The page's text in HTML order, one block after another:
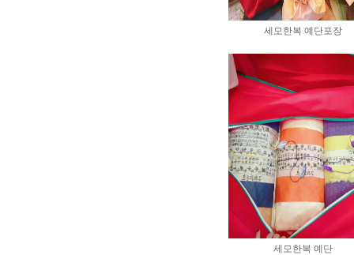
세모한복 예단포장
세모한복 예단